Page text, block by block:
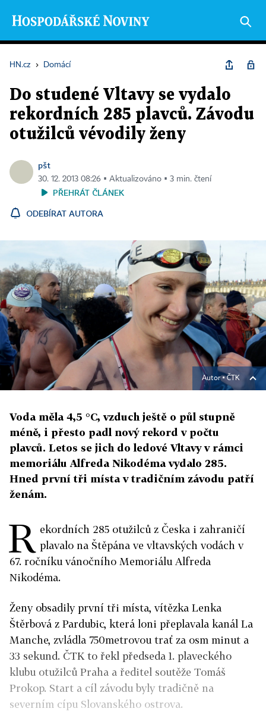
HN.cz › Domácí
Do studené Vltavy se vydalo
rekordních 285 plavců. Závodu
otužilců vévodily ženy
pšt
30. 12. 2013 08:26 ▪ Aktualizováno ▪ 3 min. čtení
PŘEHRÁT ČLÁNEK
ODEBÍRAT AUTORA
Autor ▪ČTK
Voda měla 4,5 °C, vzduch ještě o půl stupně
méně, i přesto padl nový rekord v počtu
plavců. Letos se jich do ledové Vltavy v rámci
memoriálu Alfreda Nikodéma vydalo 285.
Hned první tři místa v tradičním závodu patří
ženám.
R ekordních 285 otužilců z Česka i zahraničí
plavalo na Štěpána ve vltavských vodách v
67. ročníku vánočního Memoriálu Alfreda
Nikodéma.
Ženy obsadily první tři místa, vítězka Lenka
Štěrbová z Pardubic, která loni přeplavala kanál La
Manche, zvládla 750metrovou trať za osm minut a
33 sekund. ČTK to řekl předseda 1. plaveckého
klubu otužilců Praha a ředitel soutěže Tomáš
Prokop. Start a cíl závodu byly tradičně na
severním cípu Slovanského ostrova.